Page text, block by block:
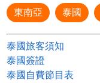
東南亞 泰國
泰國旅客須知
泰國簽證
泰國自費節目表